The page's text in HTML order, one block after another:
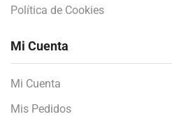
Política de Cookies
Mi Cuenta
Mi Cuenta
Mis Pedidos